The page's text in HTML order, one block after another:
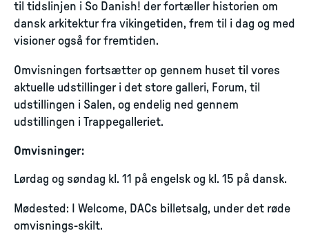
til tidslinjen i So Danish! der fortæller historien om
dansk arkitektur fra vikingetiden, frem til i dag og med
visioner også for fremtiden.
Omvisningen fortsætter op gennem huset til vores
aktuelle udstillinger i det store galleri, Forum, til
udstillingen i Salen, og endelig ned gennem
udstillingen i Trappegalleriet.
Omvisninger:
Lørdag og søndag kl. 11 på engelsk og kl. 15 på dansk.
Mødested: I Welcome, DACs billetsalg, under det røde
omvisnings-skilt.